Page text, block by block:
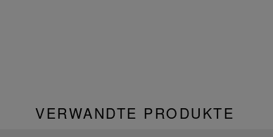
VERWANDTE PRODUKTE